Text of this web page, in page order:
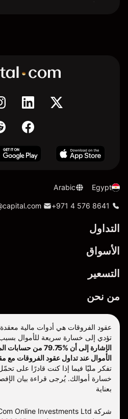
Egypt
Arabic
+971 4 576 8641
التداول
الأسواق
التسعير
من نحن
عقود الفروقات هي أدوات مالية
تؤدي إلى خسارة سريعة للأموال بسبب
الإشارة إلى أن
الأموال عند تداول عقود الفروقات مع
تفكر مليّا فيما إذا كنت قادرًا على
خسارة أموالك. يُرجى قراءة بيان
بعناية